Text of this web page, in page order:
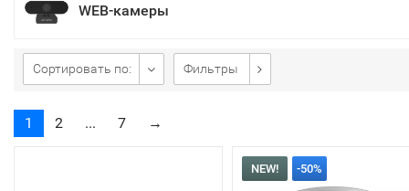
WEB-камеры
Сортировать по: Фильтры
1 2 ... 7 →
NEW! -50%